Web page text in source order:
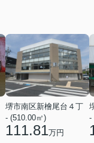
堺市南区新檜尾台４丁
- (510.00㎡)
111.81万円
-